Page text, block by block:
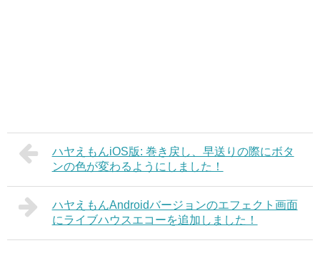
ハヤえもんiOS版: 巻き戻し、早送りの際にボタ
ンの色が変わるようにしました！
ハヤえもんAndroidバージョンのエフェクト画面
にライブハウスエコーを追加しました！